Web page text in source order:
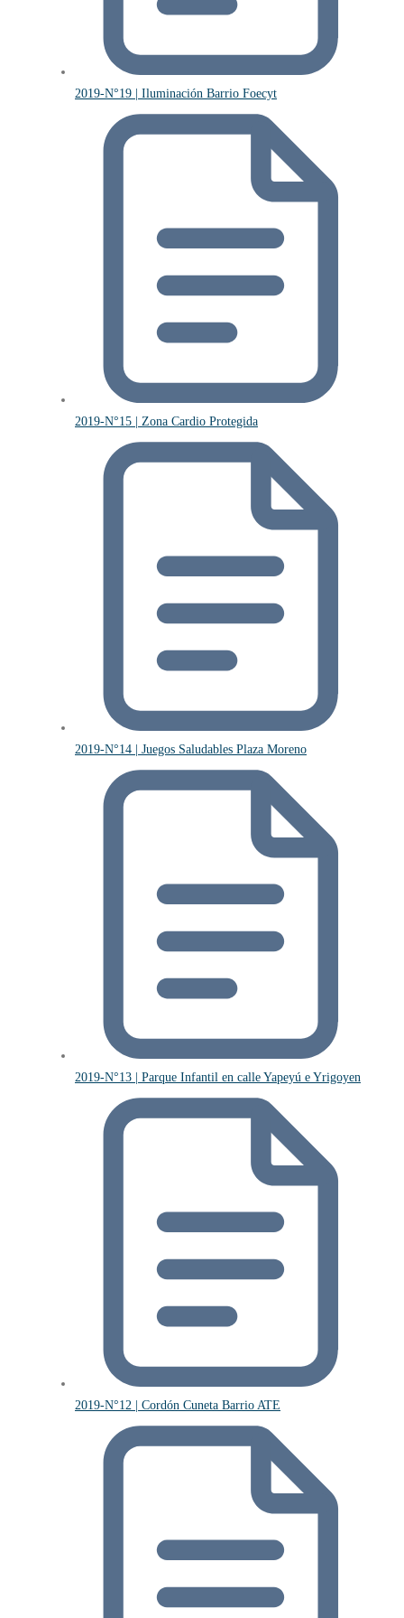
2019-N°19 | Iluminación Barrio Foecyt
2019-N°15 | Zona Cardio Protegida
2019-N°14 | Juegos Saludables Plaza Moreno
2019-N°13 | Parque Infantil en calle Yapeyú e Yrigoyen
2019-N°12 | Cordón Cuneta Barrio ATE